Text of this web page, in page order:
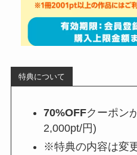
特典について
70%OFFクーポン
2,000pt/円)
※特典の内容は変